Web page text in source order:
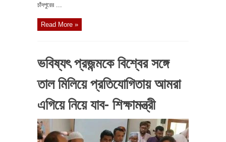
চাঁদপুরের ...
Read More »
ভবিষ্যৎ প্রজন্মকে বিশ্বের সঙ্গে
তাল মিলিয়ে প্রতিযোগিতায় আমরা
এগিয়ে নিয়ে যাব- শিক্ষামন্ত্রী